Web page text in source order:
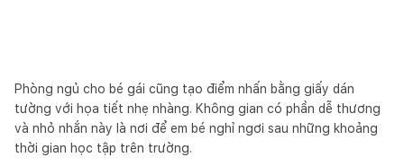
Phòng ngủ cho bé gái cũng tạo điểm nhấn bằng giấy dán
tường với họa tiết nhẹ nhàng. Không gian có phần dễ thương
và nhỏ nhắn này là nơi để em bé nghỉ ngơi sau những khoảng
thời gian học tập trên trường.